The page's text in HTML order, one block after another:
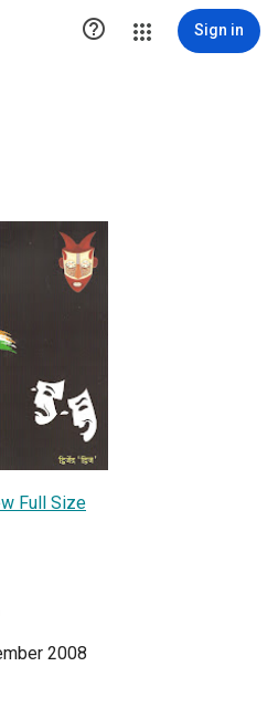
 Sign in
Full Size
2008